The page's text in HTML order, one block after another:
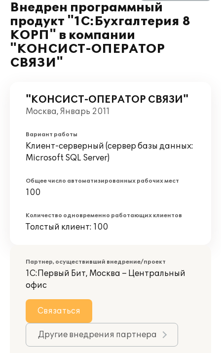
Внедрен программный
продукт "1С:Бухгалтерия 8
КОРП" в компании
"КОНСИСТ-ОПЕРАТОР
СВЯЗИ"
"КОНСИСТ-ОПЕРАТОР СВЯЗИ"
Москва, Январь 2011
Вариант работы
Клиент-серверный (сервер базы данных:
Microsoft SQL Server)
Общее число автоматизированных рабочих мест
100
Количество одновременно работающих клиентов
Толстый клиент: 100
Партнер, осуществивший внедрение/проект
1С:Первый Бит, Москва – Центральный
офис
Связаться
Другие внедрения партнера